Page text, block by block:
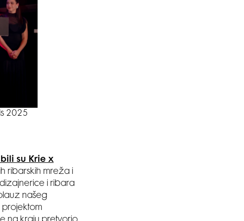
2025
su Krie x
ribarskih mreža i
i ribara
našeg
projektom